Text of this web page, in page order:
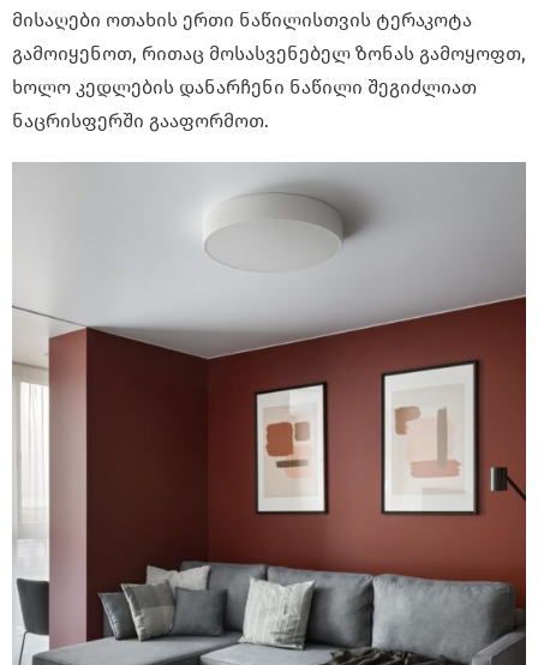
მისაღები ოთახის ერთი ნაწილისთვის ტერაკოტა
გამოიყენოთ, რითაც მოსასვენებელ ზონას გამოყოფთ,
ხოლო კედლების დანარჩენი ნაწილი შეგიძლიათ
ნაცრისფერში გააფორმოთ.